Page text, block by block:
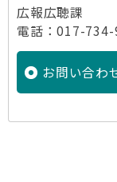
広報広聴課
電話：017-
お問い合わ